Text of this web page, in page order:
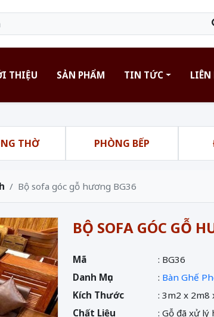
THIỆU SẢN PHẨM TIN TỨC LIÊN
THỜ PHÒNG BẾP
Bộ sofa góc gỗ hương BG36
BỘ SOFA GÓC GỖ
Mã
: BG36
Danh Mục
: Bàn Ghế
Kích Thước
: 3m2 x 2m8
Chất Liệu
: Gỗ đã xử lý